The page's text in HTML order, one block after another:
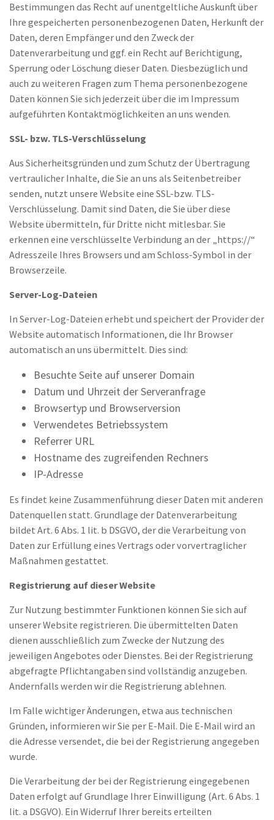
Bestimmungen das Recht auf unentgeltliche Auskunft über
Ihre gespeicherten personenbezogenen Daten, Herkunft der
Daten, deren Empfänger und den Zweck der
Datenverarbeitung und ggf. ein Recht auf Berichtigung,
Sperrung oder Löschung dieser Daten. Diesbezüglich und
auch zu weiteren Fragen zum Thema personenbezogene
Daten können Sie sich jederzeit über die im Impressum
aufgeführten Kontaktmöglichkeiten an uns wenden.
SSL- bzw. TLS-Verschlüsselung
Aus Sicherheitsgründen und zum Schutz der Übertragung
vertraulicher Inhalte, die Sie an uns als Seitenbetreiber
senden, nutzt unsere Website eine SSL-bzw. TLS-
Verschlüsselung. Damit sind Daten, die Sie über diese
Website übermitteln, für Dritte nicht mitlesbar. Sie
erkennen eine verschlüsselte Verbindung an der „https://“
Adresszeile Ihres Browsers und am Schloss-Symbol in der
Browserzeile.
Server-Log-Dateien
In Server-Log-Dateien erhebt und speichert der Provider der
Website automatisch Informationen, die Ihr Browser
automatisch an uns übermittelt. Dies sind:
Besuchte Seite auf unserer Domain
Datum und Uhrzeit der Serveranfrage
Browsertyp und Browserversion
Verwendetes Betriebssystem
Referrer URL
Hostname des zugreifenden Rechners
IP-Adresse
Es findet keine Zusammenführung dieser Daten mit anderen
Datenquellen statt. Grundlage der Datenverarbeitung
bildet Art. 6 Abs. 1 lit. b DSGVO, der die Verarbeitung von
Daten zur Erfüllung eines Vertrags oder vorvertraglicher
Maßnahmen gestattet.
Registrierung auf dieser Website
Zur Nutzung bestimmter Funktionen können Sie sich auf
unserer Website registrieren. Die übermittelten Daten
dienen ausschließlich zum Zwecke der Nutzung des
jeweiligen Angebotes oder Dienstes. Bei der Registrierung
abgefragte Pflichtangaben sind vollständig anzugeben.
Andernfalls werden wir die Registrierung ablehnen.
Im Falle wichtiger Änderungen, etwa aus technischen
Gründen, informieren wir Sie per E-Mail. Die E-Mail wird an
die Adresse versendet, die bei der Registrierung angegeben
wurde.
Die Verarbeitung der bei der Registrierung eingegebenen
Daten erfolgt auf Grundlage Ihrer Einwilligung (Art. 6 Abs. 1
lit. a DSGVO). Ein Widerruf Ihrer bereits erteilten